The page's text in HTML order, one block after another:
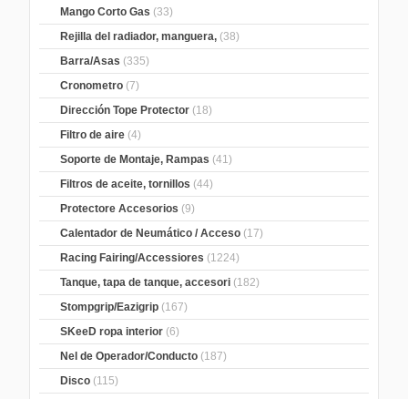
Mango Corto Gas (33)
Rejilla del radiador, manguera, (38)
Barra/Asas (335)
Cronometro (7)
Dirección Tope Protector (18)
Filtro de aire (4)
Soporte de Montaje, Rampas (41)
Filtros de aceite, tornillos (44)
Protectore Accesorios (9)
Calentador de Neumático / Acceso (17)
Racing Fairing/Accessiores (1224)
Tanque, tapa de tanque, accesori (182)
Stompgrip/Eazigrip (167)
SKeeD ropa interior (6)
Nel de Operador/Conducto (187)
Disco (115)